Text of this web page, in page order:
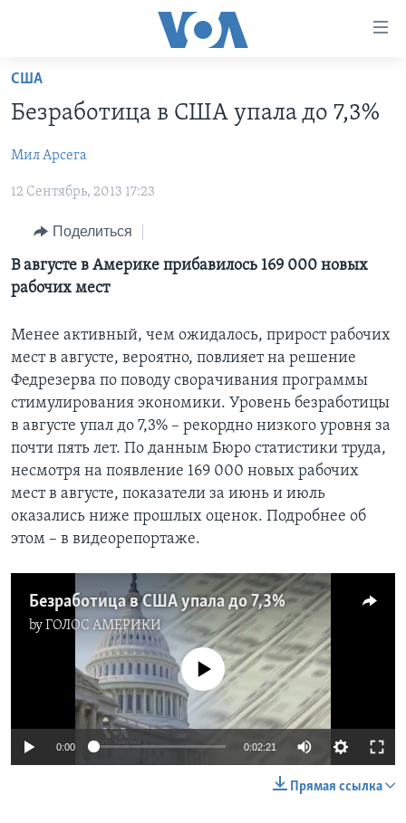
Перейти
основной
Перейти
навигации
поиск
ПРОГРАММЫ
АМЕРИКА
НОВОСТИ ЗА МИНУТУ
ИТОГИ
ПОЧЕМУ ЭТО ВАЖНО?
ДИСКУССИЯ VOA
НЬЮ-ЙОРК NEW YORK
АМЕРИКА. БОЛЬШОЕ ПУТЕШЕСТВИЕ
ПРОЕКТЫ
УЧИМ АНГЛИЙСКИЙ
НАША АМЕРИКАНСКАЯ ИСТОРИЯ
А КАК В АМЕРИКЕ?
АРТЕФАКТЫ
ТЕСТЫ
ЭКСПЕРТИЗА
ИНТЕРВЬЮ
ФАКТЫ ПРОТИВ ФЕЙКОВ
ЗА СВОБОДУ ПРЕССЫ
УЧИМ АНГЛИЙСКИЙ
ВИДЕО
ПОДПИСКА НА НОВОСТИ
Learning English
Языки
США
Безработица в США упала до 7,3%
Мил Арcега
12 Сентябрь, 2013 17:23
Поделиться
В августе в Америке прибавилось 169 000 новых
рабочих мест
Менее активный, чем ожидалось, прирост рабочих
мест в августе, вероятно, повлияет на решение
Федрезерва по поводу сворачивания программы
стимулирования экономики. Уровень безработицы
в августе упал до 7,3% – рекордно низкого уровня за
почти пять лет. По данным Бюро статистики труда,
несмотря на появление 169 000 новых рабочих
мест в августе, показатели за июнь и июль
оказались ниже прошлых оценок. Подробнее об
этом – в видеорепортаже.
Безработица в США упала до 7,3%
byГОЛОС АМЕРИКИ
No media source currently available
0:00 0:02:21
Прямая ссылка